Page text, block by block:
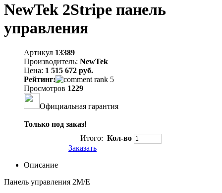
NewTek 2Stripe панель
управления
Артикул 13389
Производитель: NewTek
Цена: 1 515 672 руб.
Рейтинг:
Просмотров 1229
Официальная гарантия
Только под заказ!
Итого: Кол-во
Заказать
Описание
Панель управления 2M/E